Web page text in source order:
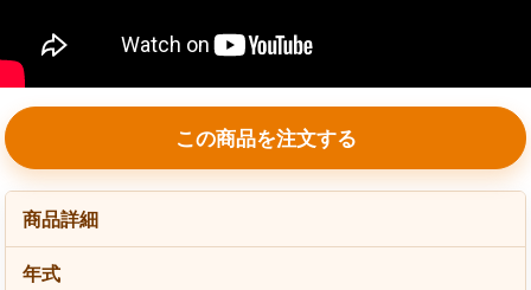
この商品を注文する
商品詳細
年式